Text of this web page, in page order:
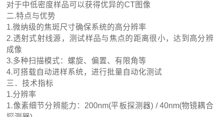
对于中低密度样品可以获得优异的CT图像
二.特点与优势
1.微纳级的焦斑尺寸确保系统的高分辨率
2.透射式射线源，测试样品与焦点的距离很小，达到高分辨
成像
3.多种扫描模式：螺旋、偏置、有限角等
4.可搭载自动进样系统，进行批量自动化测试
三．技术指标
1.分辨率
1.像素细节分辨能力：200nm(平板探测器) / 40nm(物镜耦合